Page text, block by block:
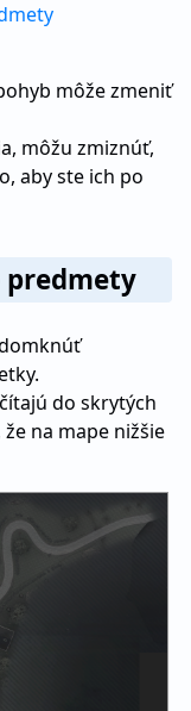
môže zmeniť
môžu zmiznúť,
aby ste ich po
predmety
do skrytých
na mape nižšie